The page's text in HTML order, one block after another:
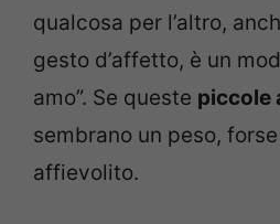
qualcosa per l’altro,
gesto d’affetto, è un
amo”. Se queste piccole
sembrano un peso,
affievolito.